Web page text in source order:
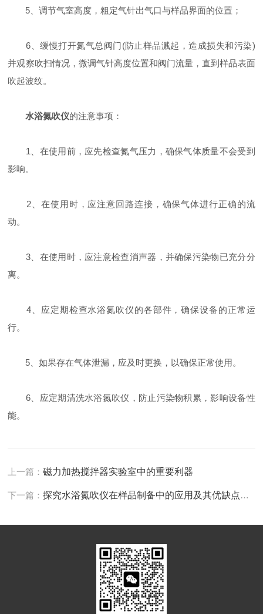
5、调节气室高度，粗定气针出气口与样品界面的位置；
6、缓慢打开氮气总阀门(防止样品溅起，造成损失和污染)
并观察吹扫情况，微调气针高度位置和阀门流量，直到样品表面
吹起波纹。
水浴氮吹仪的注意事项：
1、在使用前，应先检查氮气压力，确保气体质量不会受到
影响。
2、在使用时，应注意回路连接，确保气体进行正确的流
动。
3、在使用时，应注意检查消声器，并确保污染物已充分分
离。
4、应定期检查水浴氮吹仪的各部件，确保设备的正常运
行。
5、如果存在气体泄漏，应及时更换，以确保正常使用。
6、应定期清洗水浴氮吹仪，防止污染物积累，影响设备性
能。
上一篇：磁力加热搅拌器实验室中的重要利器
下一篇：探究水浴氮吹仪在样品制备中的应用及其优缺点分析